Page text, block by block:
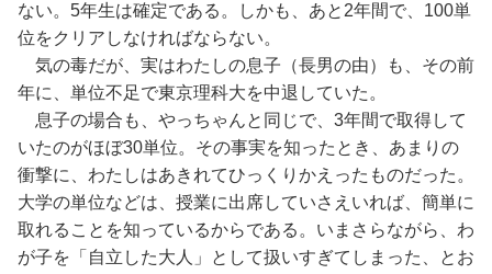
ない。5年生は確定である。しかも、あと2年間で、100単
位をクリアしなければならない。
気の毒だが、実はわたしの息子（長男の由）も、その前
年に、単位不足で東京理科大を中退していた。
息子の場合も、やっちゃんと同じで、3年間で取得して
いたのがほぼ30単位。その事実を知ったとき、あまりの
衝撃に、わたしはあきれてひっくりかえったものだった。
大学の単位などは、授業に出席していさえいれば、簡単に
取れることを知っているからである。いまさらながら、わ
が子を「自立した大人」として扱いすぎてしまった、とお